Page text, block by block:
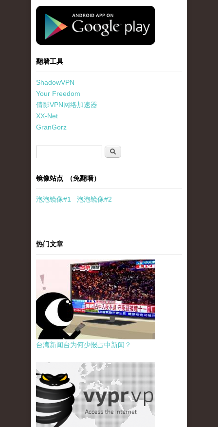
standard-icon-googleplay-app-store.png
翻墙工具
ShadowVPN
Your Freedom
倩影VPN网络加速器
XX-Net
GranGorz
搜索
镜像站点 （免翻墙）
泡泡镜像#1 泡泡镜像#2
热门文章
台湾新闻台为何少报占中新闻？